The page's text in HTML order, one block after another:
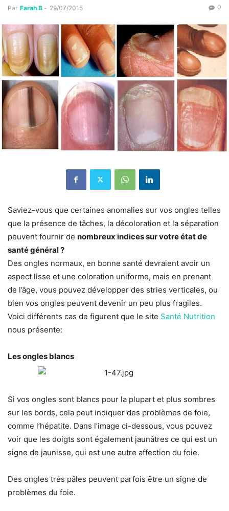
Par Farah B - 29/07/2015 0
Saviez-vous que certaines anomalies sur vos ongles telles
que la présence de tâches, la décoloration et la séparation
peuvent fournir de nombreux indices sur votre état de
santé général ?
Des ongles normaux, en bonne santé devraient avoir un
aspect lisse et une coloration uniforme, mais en prenant
de l’âge, vous pouvez développer des stries verticales, ou
bien vos ongles peuvent devenir un peu plus fragiles.
Voici différents cas de figurent que le site Santé Nutrition
nous présente:
Les ongles blancs
Si vos ongles sont blancs pour la plupart et plus sombres
sur les bords, cela peut indiquer des problèmes de foie,
comme l’hépatite. Dans l’image ci-dessous, vous pouvez
voir que les doigts sont également jaunâtres ce qui est un
signe de jaunisse, qui est une autre affection du foie.
Des ongles très pâles peuvent parfois être un signe de
problèmes du foie.